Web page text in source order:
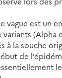
vague est un
variants (Alpha
à la souche
de